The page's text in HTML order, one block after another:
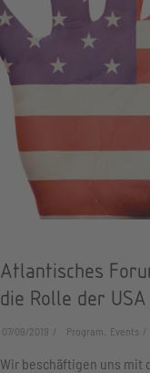
Atlantisches
die Rolle der USA
07/09/2019 Program, Events
Wir beschäftigen uns mit